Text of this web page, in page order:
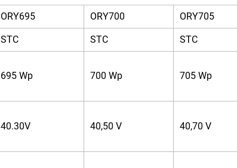
ORY695 ORY700 ORY705
STC STC STC
695 Wp 700 Wp 705 Wp
40.30V 40,50 V 40,70 V